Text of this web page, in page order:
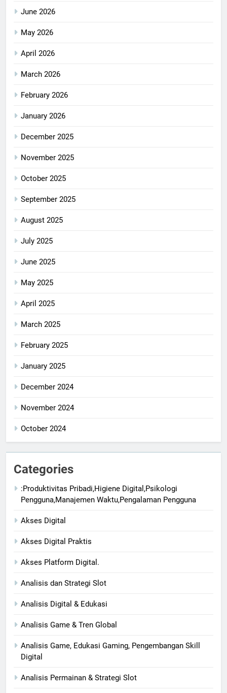
June 2026
May 2026
April 2026
March 2026
February 2026
January 2026
December 2025
November 2025
October 2025
September 2025
August 2025
July 2025
June 2025
May 2025
April 2025
March 2025
February 2025
January 2025
December 2024
November 2024
October 2024
Categories
:Produktivitas Pribadi,Higiene Digital,Psikologi
Pengguna,Manajemen Waktu,Pengalaman Pengguna
Akses Digital
Akses Digital Praktis
Akses Platform Digital.
Analisis dan Strategi Slot
Analisis Digital & Edukasi
Analisis Game & Tren Global
Analisis Game, Edukasi Gaming, Pengembangan Skill
Digital
Analisis Permainan & Strategi Slot